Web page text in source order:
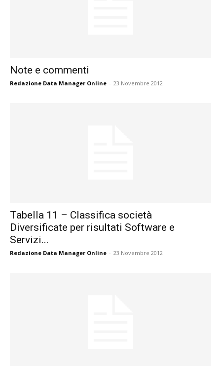
Note e commenti
Redazione Data Manager Online - 23 Novembre 2012
Tabella 11 – Classifica società
Diversificate per risultati Software e
Servizi...
Redazione Data Manager Online - 23 Novembre 2012